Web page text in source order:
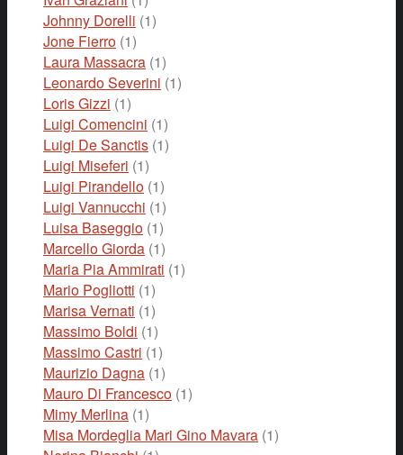
Johnny Dorelli (1)
Jone Fierro (1)
Laura Massacra (1)
Leonardo Severini (1)
Loris Gizzi (1)
Luigi Comencini (1)
Luigi De Sanctis (1)
Luigi Miseferi (1)
Luigi Pirandello (1)
Luigi Vannucchi (1)
Luisa Baseggio (1)
Marcello Giorda (1)
Maria Pia Ammirati (1)
Mario Pogliotti (1)
Marisa Vernati (1)
Massimo Boldi (1)
Massimo Castri (1)
Maurizio Dagna (1)
Mauro Di Francesco (1)
Mimy Merlina (1)
Misa Mordeglia Mari Gino Mavara (1)